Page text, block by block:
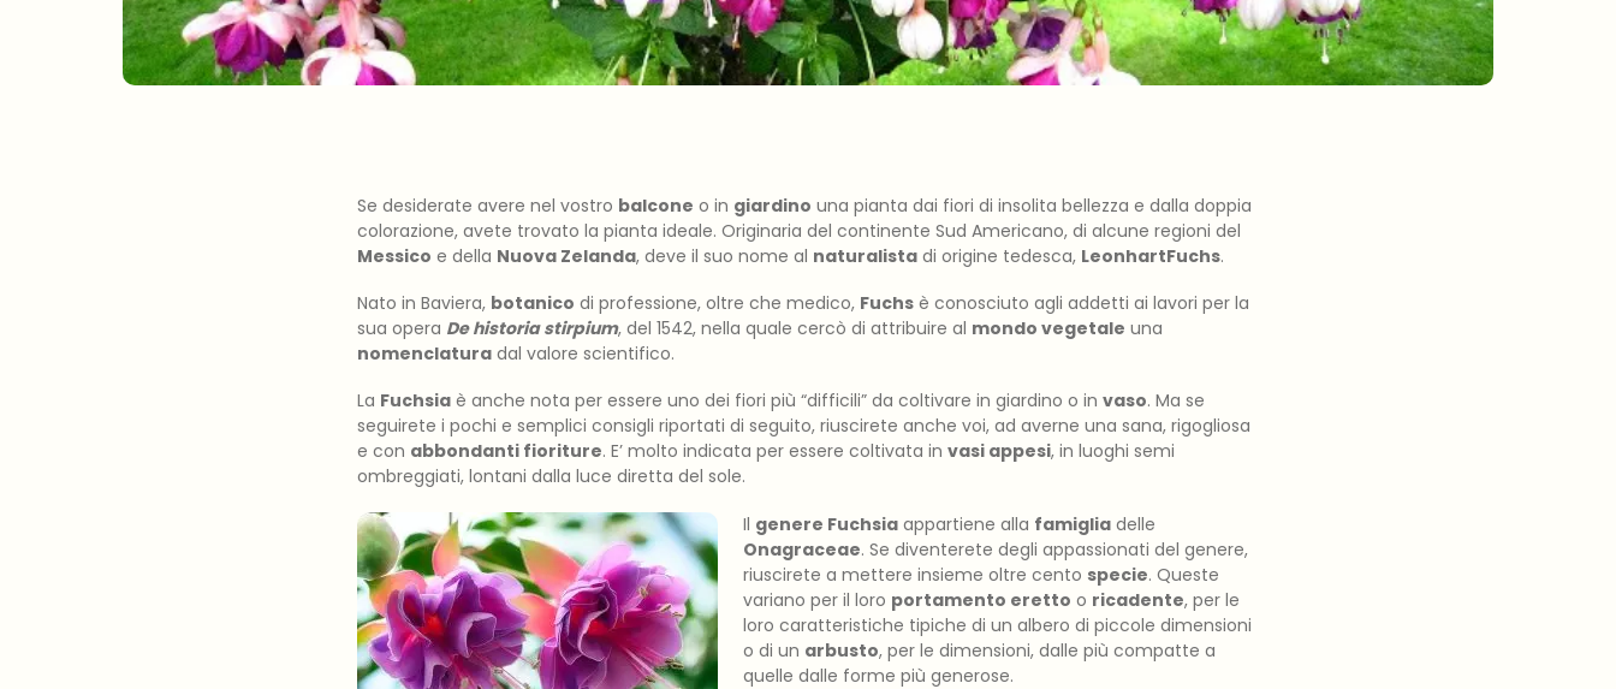
Se desiderate avere nel vostro balcone o in giardino una pianta dai fiori di insolita bellezza e dalla doppia
colorazione, avete trovato la pianta ideale. Originaria del continente Sud Americano, di alcune regioni del
Messico e della Nuova Zelanda, deve il suo nome al naturalista di origine tedesca, LeonhartFuchs.
Nato in Baviera, botanico di professione, oltre che medico, Fuchs è conosciuto agli addetti ai lavori per la
sua opera De historia stirpium, del 1542, nella quale cercò di attribuire al mondo vegetale una
nomenclatura dal valore scientifico.
La Fuchsia è anche nota per essere uno dei fiori più “difficili” da coltivare in giardino o in vaso. Ma se
seguirete i pochi e semplici consigli riportati di seguito, riuscirete anche voi, ad averne una sana, rigogliosa
e con abbondanti fioriture. E’ molto indicata per essere coltivata in vasi appesi, in luoghi semi
ombreggiati, lontani dalla luce diretta del sole.
Il genere Fuchsia appartiene alla famiglia delle
Onagraceae. Se diventerete degli appassionati del genere,
riuscirete a mettere insieme oltre cento specie. Queste
variano per il loro portamento eretto o ricadente, per le
loro caratteristiche tipiche di un albero di piccole dimensioni
o di un arbusto, per le dimensioni, dalle più compatte a
quelle dalle forme più generose.